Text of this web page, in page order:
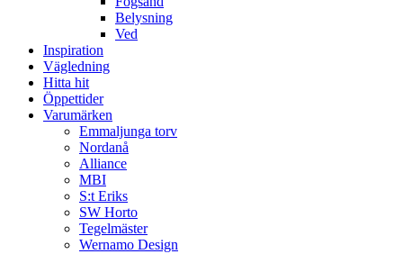
Belysning
Ved
Inspiration
Vägledning
Hitta hit
Öppettider
Varumärken
Emmaljunga torv
Nordanå
Alliance
MBI
S:t Eriks
SW Horto
Tegelmäster
Wernamo Design